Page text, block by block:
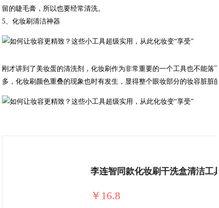
留的睫毛膏，所以也要经常清洗。
5、化妆刷清洁神器
刚才讲到了美妆蛋的清洗剂，化妆刷作为非常重要的一个工具也不能
多，化妆刷颜色重叠的现象也时有发生，显得整个眼妆部分的妆容脏脏
李连智同款化妆刷干洗盒清洁工
￥16.8